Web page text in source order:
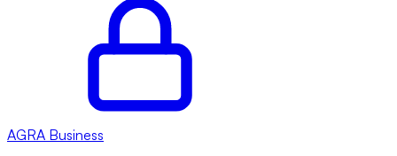
AGRA Business